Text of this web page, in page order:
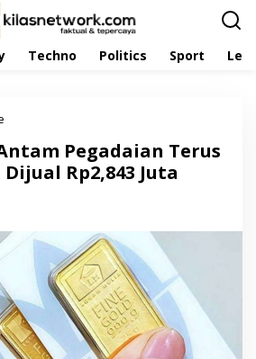
Techno Politics Sport
r
g
a
a
t
a
m
P
Pegadaian Terus
Rp2,843 Juta